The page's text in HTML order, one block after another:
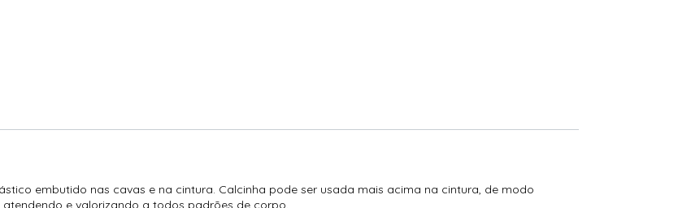
embutido nas cavas e na cintura. Calcinha pode ser usada mais acima na cintura, de modo
e valorizando a todos padrões de corpo.